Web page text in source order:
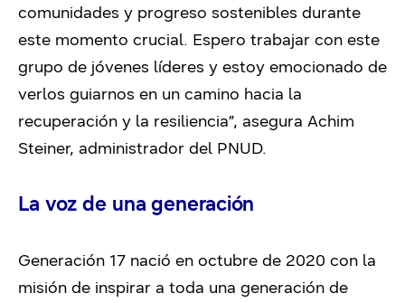
comunidades y progreso sostenibles durante
este momento crucial. Espero trabajar con este
grupo de jóvenes líderes y estoy emocionado de
verlos guiarnos en un camino hacia la
recuperación y la resiliencia”, asegura Achim
Steiner, administrador del PNUD.
La voz de una generación
Generación 17 nació en octubre de 2020 con la
misión de inspirar a toda una generación de